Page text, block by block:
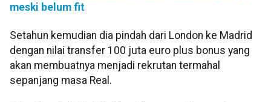
meski belum fit
Setahun kemudian dia pindah dari London ke Madrid
dengan nilai transfer 100 juta euro plus bonus yang
akan membuatnya menjadi rekrutan termahal
sepanjang masa Real.